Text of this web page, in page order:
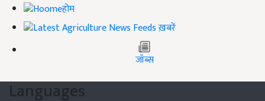
होम
ख़बरें
जॉब्स
Languages